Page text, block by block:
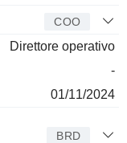
COO
Direttore operativo
-
01/11/2024
BRD